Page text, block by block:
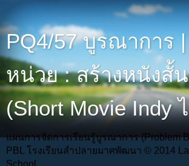
PQ4/57 บูรณาการ
หน่วย : สร้างหนังสั้
(Short Movie Indy
แผนการจัดการเรียนรู้บูรณาการ (Problem
PBL โรงเรียนลำปลายมาศพัฒนา © 2014
School